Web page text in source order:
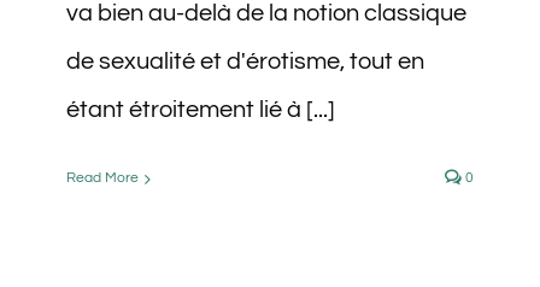
va bien au-delà de la notion classique
de sexualité et d'érotisme, tout en
étant étroitement lié à [...]
Read More 0